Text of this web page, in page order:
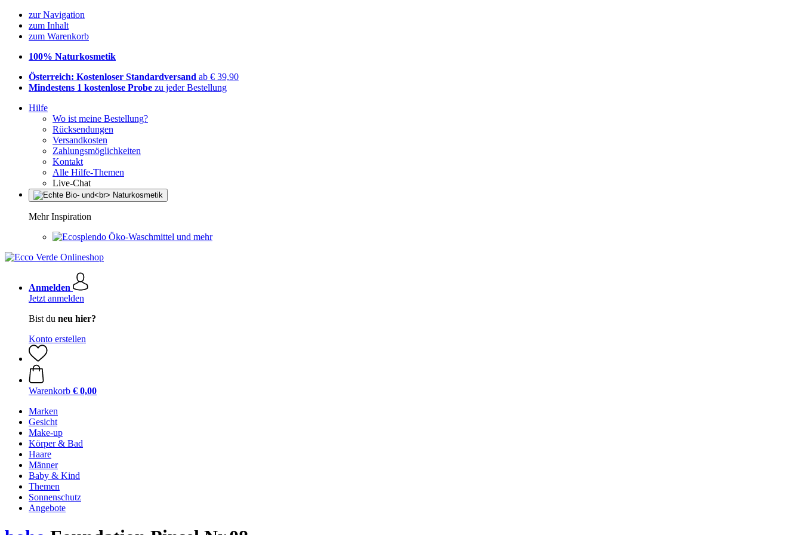
zur Navigation
zum Inhalt
zum Warenkorb
100% Naturkosmetik
Österreich: Kostenloser Standardversand ab € 39,90
Mindestens 1 kostenlose Probe zu jeder Bestellung
Hilfe
Wo ist meine Bestellung?
Rücksendungen
Versandkosten
Zahlungsmöglichkeiten
Kontakt
Alle Hilfe-Themen
Live-Chat
Mehr Inspiration
Öko-Waschmittel und mehr
Anmelden
Jetzt anmelden
Bist du neu hier?
Konto erstellen
Warenkorb € 0,00
Marken
Gesicht
Make-up
Körper & Bad
Haare
Männer
Baby & Kind
Themen
Sonnenschutz
Angebote